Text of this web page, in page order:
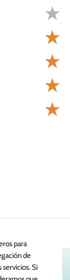
★
★
★
★
★
para
de
Si